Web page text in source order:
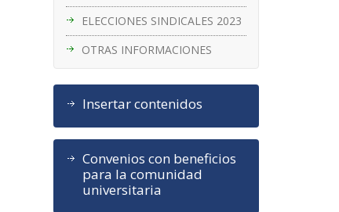
ELECCIONES SINDICALES 2023
OTRAS INFORMACIONES
Insertar contenidos
Convenios con beneficios
para la comunidad
universitaria